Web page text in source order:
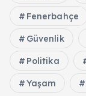
Fenerbahçe
Güvenlik
Politika
Yaşam